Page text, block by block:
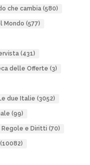
che cambia(580)
Mondo (577)
(431)
delle Offerte (3)
due Italie (3052)
(99)
Regole e Diritti (70)